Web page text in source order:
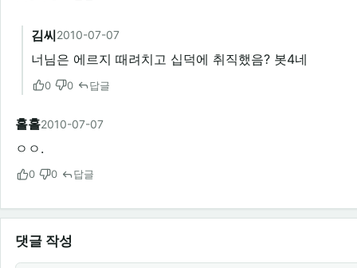
김씨2010-07-07
너님은 에르지 때려치고 십덕에 취직했음? 봇4네
0 0 답글
홀홀2010-07-07
ㅇㅇ.
0 0 답글
댓글 작성